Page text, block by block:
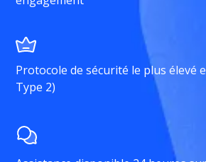
Protocole de sécurité le plus élevé
Type 2)